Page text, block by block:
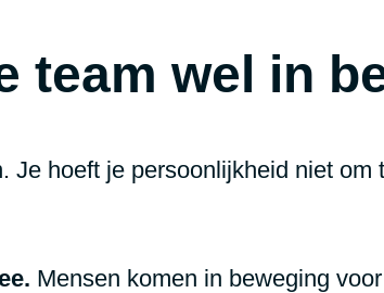
team wel in
Je hoeft je persoonlijkheid niet
Mensen komen in beweging